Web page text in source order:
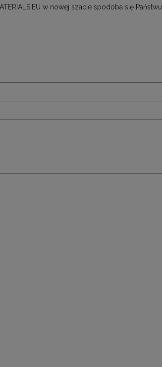
w nowej szacie spodoba się Państwu.